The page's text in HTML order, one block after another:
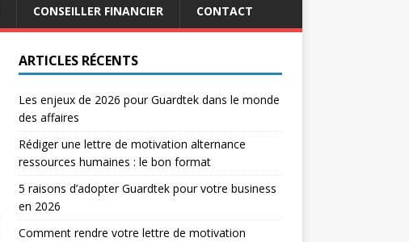
CONSEILLER FINANCIER CONTACT
ARTICLES RÉCENTS
Les enjeux de 2026 pour Guardtek dans le monde
des affaires
Rédiger une lettre de motivation alternance
ressources humaines : le bon format
5 raisons d’adopter Guardtek pour votre business
en 2026
Comment rendre votre lettre de motivation